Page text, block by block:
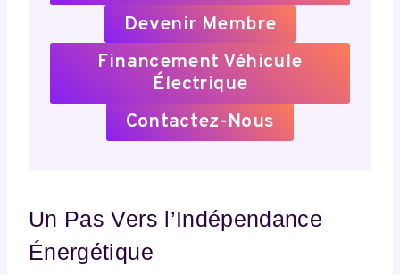
Devenir Membre
Financement Véhicule
Électrique
Contactez-Nous
Un Pas Vers l’Indépendance
Énergétique